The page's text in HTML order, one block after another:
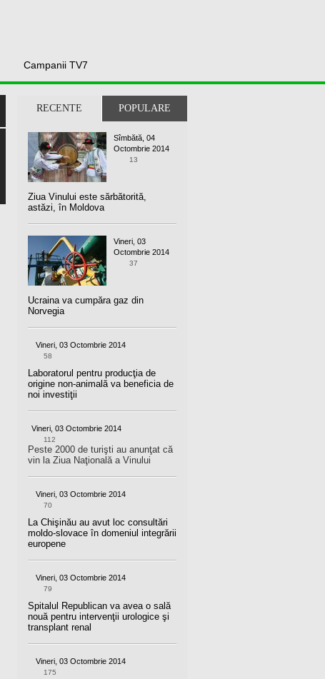
Campanii TV7
RECENTE POPULARE
Sîmbătă, 04
Octombrie 2014
13
Ziua Vinului este sărbătorită,
astăzi, în Moldova
Vineri, 03
Octombrie 2014
37
Ucraina va cumpăra gaz din
Norvegia
Vineri, 03 Octombrie 2014
58
Laboratorul pentru producţia de
origine non-animală va beneficia de
noi investiţii
Vineri, 03 Octombrie 2014
112
Peste 2000 de turişti au anunţat că
vin la Ziua Naţională a Vinului
Vineri, 03 Octombrie 2014
70
La Chişinău au avut loc consultări
moldo-slovace în domeniul integrării
europene
Vineri, 03 Octombrie 2014
79
Spitalul Republican va avea o sală
nouă pentru intervenţii urologice şi
transplant renal
Vineri, 03 Octombrie 2014
175